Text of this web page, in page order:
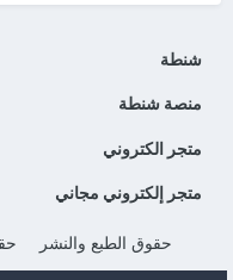
شنطة
منصة شنطة
متجر الكتروني
متجر إلكتروني مجاني
حقوق الطبع والنشر